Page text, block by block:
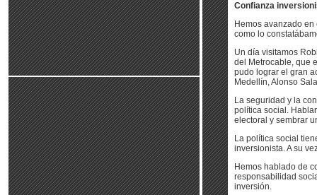
Confianza
Hemos avanzado
como lo
Un día visitamos
del Metrocable, que
pudo lograr el gran
Medellín, Alonso
La seguridad y la
política social.
electoral y sembrar
La política social
inversionista. A su
Hemos hablado de
responsabilidad
inversión.